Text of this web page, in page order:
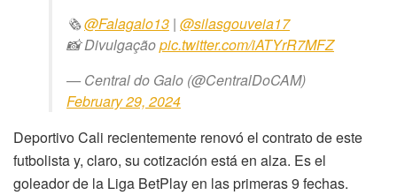
🗞️@Falagalo13 | @silasgouveia17
📸 Divulgaçãopic.twitter.com/iATYrR7MFZ
— Central do Galo (@CentralDoCAM)
February 29, 2024
Deportivo Cali recientemente renovó el contrato de este
futbolista y, claro, su cotización está en alza. Es el
goleador de la Liga BetPlay en las primeras 9 fechas.